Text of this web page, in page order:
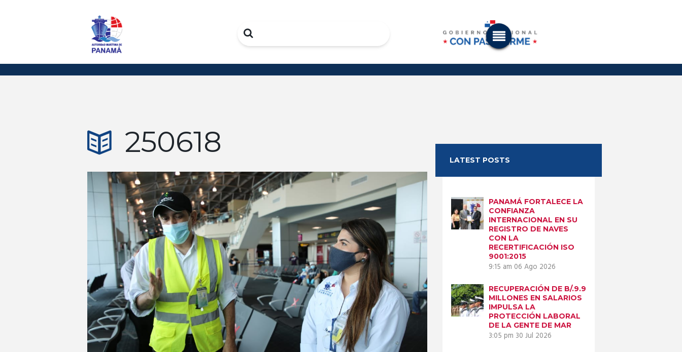
Search
250618
250601
LATEST POSTS
PANAMÁ FORTALECE LA
CONFIANZA
INTERNACIONAL EN SU
REGISTRO DE NAVES
CON LA
RECERTIFICACIÓN ISO
9001:2015
9:15 am 06 Ago 2026
RECUPERACIÓN DE B/.9.9
MILLONES EN SALARIOS
IMPULSA LA
PROTECCIÓN LABORAL
DE LA GENTE DE MAR
3:05 pm 30 Jul 2026